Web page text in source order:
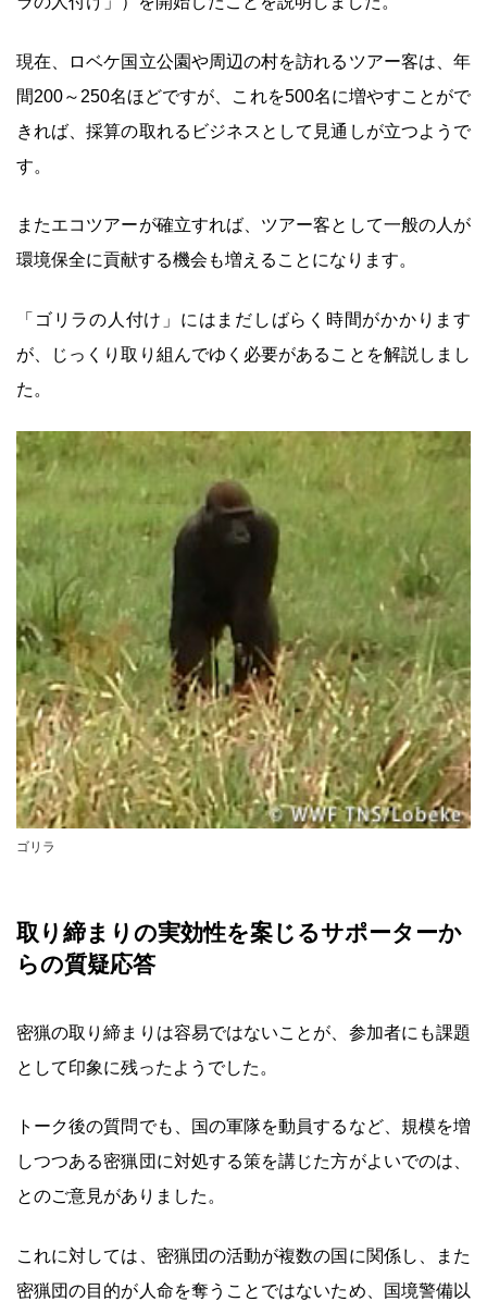
現在、ロベケ国立公園や周辺の村を訪れるツアー客は、年
間200～250名ほどですが、これを500名に増やすことがで
きれば、採算の取れるビジネスとして見通しが立つようで
す。
またエコツアーが確立すれば、ツアー客として一般の人が
環境保全に貢献する機会も増えることになります。
「ゴリラの人付け」にはまだしばらく時間がかかります
が、じっくり取り組んでゆく必要があることを解説しまし
た。
ゴリラ
取り締まりの実効性を案じるサポーターか
らの質疑応答
密猟の取り締まりは容易ではないことが、参加者にも課題
として印象に残ったようでした。
トーク後の質問でも、国の軍隊を動員するなど、規模を増
しつつある密猟団に対処する策を講じた方がよいでのは、
とのご意見がありました。
これに対しては、密猟団の活動が複数の国に関係し、また
密猟団の目的が人命を奪うことではないため、国境警備以